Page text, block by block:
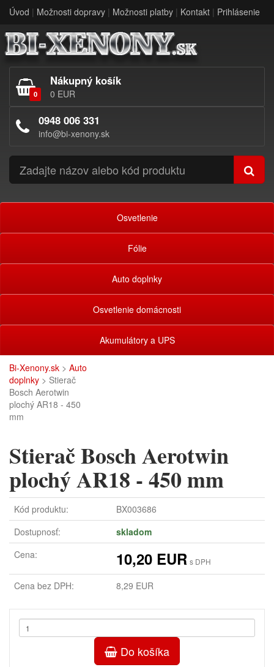
Úvod | Možnosti dopravy | Možnosti platby | Kontakt | Prihlásenie
0
Nákupný košík
0 EUR
0948 006 331
info@bi-xenony.sk
Osvetlenie
Fólie
Auto doplnky
Osvetlenie domácnosti
Akumulátory a UPS
Bi-Xenony.sk > Auto
doplnky > Stierač
Bosch Aerotwin
plochý AR18 - 450
mm
Stierač Bosch Aerotwin
plochý AR18 - 450 mm
Kód produktu:
BX003686
Dostupnosť:
skladom
Cena:
10,20 EUR s DPH
Cena bez DPH: 8,29 EUR
Do košíka